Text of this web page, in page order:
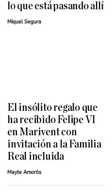
lo que está pasando allí
Miquel Segura
El insólito regalo que
ha recibido Felipe VI
en Marivent con
invitación a la Familia
Real incluida
Mayte Amorós